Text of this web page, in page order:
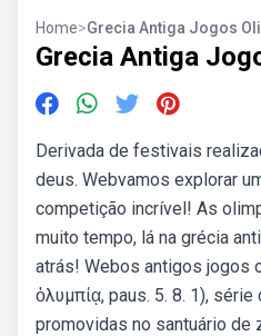
Home>Grecia Antiga Jogos
Grecia Antiga
Derivada de festivais
deus. Webvamos explorar
competição incrível! As
muito tempo, lá na grécia
atrás! Webos antigos jogos
ὀλυμπίᾳ, paus. 5. 8. 1),
promovidas no santuário de